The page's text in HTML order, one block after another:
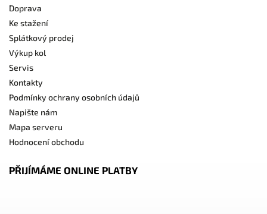
Doprava
Ke stažení
Splátkový prodej
Výkup kol
Servis
Kontakty
Podmínky ochrany osobních údajů
Napište nám
Mapa serveru
Hodnocení obchodu
PŘIJÍMÁME ONLINE PLATBY